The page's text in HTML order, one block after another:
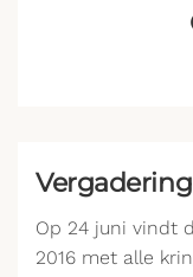
Op 24 juni vindt
2016 met alle